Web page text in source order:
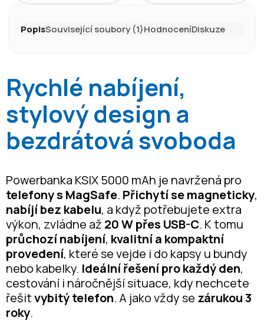
PopisSouvisející soubory (1)HodnoceníDiskuze
Rychlé nabíjení,
stylový design a
bezdrátová svoboda
Powerbanka KSIX 5000 mAh je navržená pro
telefony s MagSafe. Přichytí se magneticky,
nabíjí bez kabelu, a když potřebujete extra
výkon, zvládne až 20 W přes USB-C. K tomu
průchozí nabíjení, kvalitní a kompaktní
provedení, které se vejde i do kapsy u bundy
nebo kabelky. Ideální řešení pro každý den,
cestování i náročnější situace, kdy nechcete
řešitvybitý telefon. A jako vždy se zárukou 3
roky.